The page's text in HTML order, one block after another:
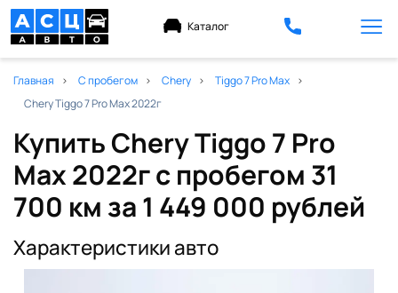
Каталог
Главная С пробегом Chery
Tiggo 7 Pro Max
Chery Tiggo 7 Pro Max 2022г
Купить Chery Tiggo 7 Pro
Max 2022г с пробегом 31
700 км за 1 449 000 рублей
Характеристики авто